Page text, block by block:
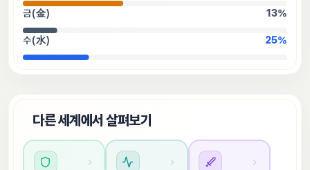
금(金) 13%
수(水) 25%
다른 세계에서 살펴보기